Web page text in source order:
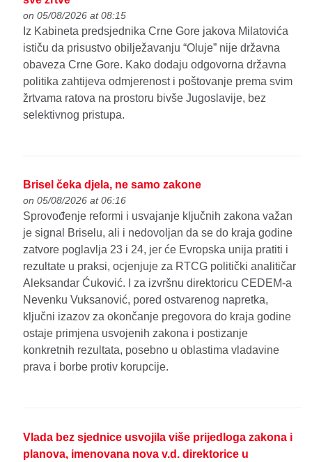
on 05/08/2026 at 08:15
Iz Kabineta predsjednika Crne Gore jakova Milatovića
ističu da prisustvo obilježavanju “Oluje” nije državna
obaveza Crne Gore. Kako dodaju odgovorna državna
politika zahtijeva odmjerenost i poštovanje prema svim
žrtvama ratova na prostoru bivše Jugoslavije, bez
selektivnog pristupa.
Brisel čeka djela, ne samo zakone
on 05/08/2026 at 06:16
Sprovođenje reformi i usvajanje ključnih zakona važan
je signal Briselu, ali i nedovoljan da se do kraja godine
zatvore poglavlja 23 i 24, jer će Evropska unija pratiti i
rezultate u praksi, ocjenjuje za RTCG politički analitičar
Aleksandar Ćuković. I za izvršnu direktoricu CEDEM-a
Nevenku Vuksanović, pored ostvarenog napretka,
ključni izazov za okončanje pregovora do kraja godine
ostaje primjena usvojenih zakona i postizanje
konkretnih rezultata, posebno u oblastima vladavine
prava i borbe protiv korupcije.
Vlada bez sjednice usvojila više prijedloga zakona i
planova, imenovana nova v.d. direktorice u